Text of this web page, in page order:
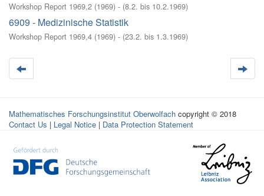
Workshop Report 1969,2 (1969) - (8.2. bis 10.2.1969)
6909 - Medizinische Statistik
Workshop Report 1969,4 (1969) - (23.2. bis 1.3.1969)
Mathematisches Forschungsinstitut Oberwolfach copyright © 2018
Contact Us | Legal Notice | Data Protection Statement